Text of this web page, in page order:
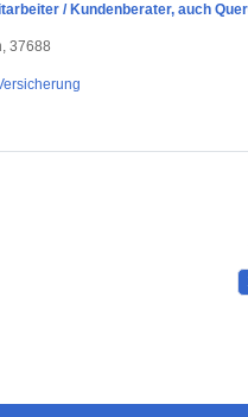
/ Kundenberater, auch
37688